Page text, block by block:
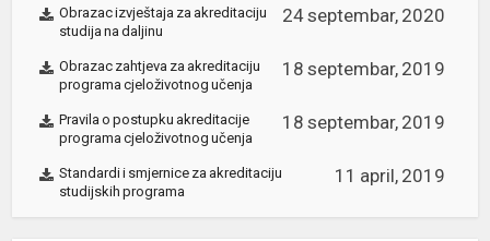
24 septembar, 2020
Obrazac izvještaja za akreditaciju
studija na daljinu
18 septembar, 2019
Obrazac zahtjeva za akreditaciju
programa cjeloživotnog učenja
18 septembar, 2019
Pravila o postupku akreditacije
programa cjeloživotnog učenja
11 april, 2019
Standardi i smjernice za akreditaciju
studijskih programa